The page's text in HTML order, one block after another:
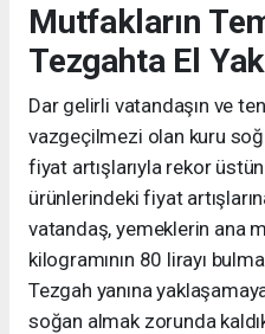
Mutfakların
Tezgahta El
Dar gelirli vatandaşın ve
vazgeçilmezi olan kuru
fiyat artışlarıyla rekor
ürünlerindeki fiyat
vatandaş, yemeklerin ana
kilogramının 80 lirayı
Tezgah yanına
soğan almak zorunda